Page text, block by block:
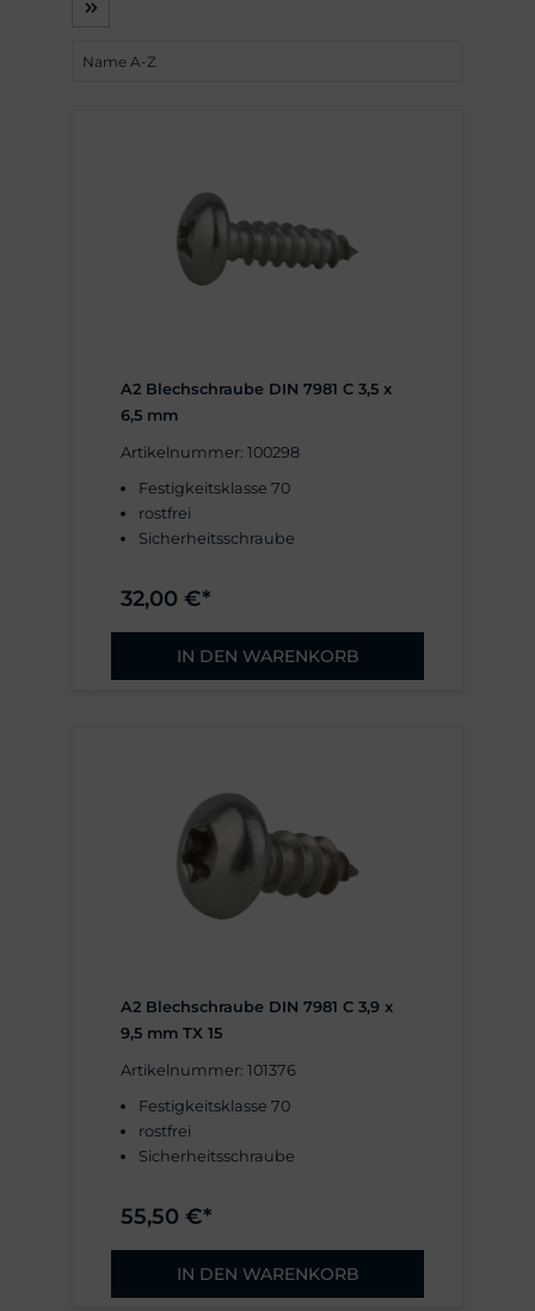
A2 Blechschraube DIN 7981 C 3,5 x
6,5 mm
Artikelnummer: 100298
Festigkeitsklasse 70
rostfrei
Sicherheitsschraube
32,00 €*
IN DEN WARENKORB
A2 Blechschraube DIN 7981 C 3,9 x
9,5 mm TX 15
Artikelnummer: 101376
Festigkeitsklasse 70
rostfrei
Sicherheitsschraube
55,50 €*
IN DEN WARENKORB